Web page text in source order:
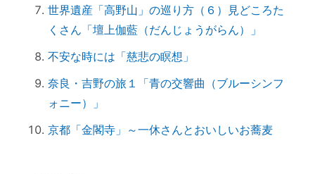
る
ハタキをかけると部屋の波動が上がる♪
情報に振り回されず、必要な情報を受け取
るコツ
非常用トイレ（尿と便を分ければ臭わな
い）
世界遺産「高野山」の巡り方（６）見どころた
くさん「壇上伽藍（だんじょうがらん）」
不安な時には「慈悲の瞑想」
奈良・吉野の旅１「青の交響曲（ブルーシンフ
ォニー）」
京都「金閣寺」～一休さんとおいしいお蕎麦